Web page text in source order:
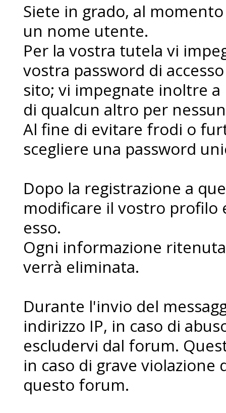
Siete in grado, al
un nome utente.
Per la vostra tutela vi
vostra password di
sito; vi impegnate inoltre
di qualcun altro per
Al fine di evitare frodi o
scegliere una password
Dopo la registrazione a
modificare il vostro
esso.
Ogni informazione
verrà eliminata.
Durante l'invio del
indirizzo IP, in caso di
escludervi dal forum.
in caso di grave
questo forum.